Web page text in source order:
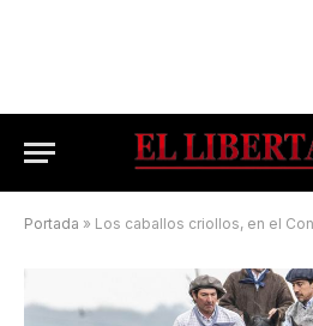
Portada » Los caballos criollos, en el